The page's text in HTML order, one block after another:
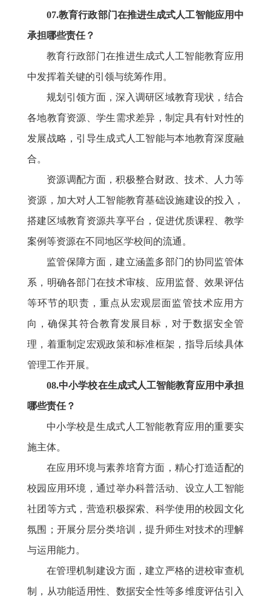
07.教育行政部门在推进生成式人工智能应用中
承担哪些责任？
教育行政部门在推进生成式人工智能教育应用
中发挥着关键的引领与统筹作用。
规划引领方面，深入调研区域教育现状，结合
各地教育资源、学生需求差异，制定具有针对性的
发展战略，引导生成式人工智能与本地教育深度融
合。
资源调配方面，积极整合财政、技术、人力等
资源，加大对人工智能教育基础设施建设的投入，
搭建区域教育资源共享平台，促进优质课程、教学
案例等资源在不同地区学校间的流通。
监管保障方面，建立涵盖多部门的协同监管体
系，明确各部门在技术审核、应用监督、效果评估
等环节的职责，重点从宏观层面监管技术应用方
向，确保其符合教育发展目标，对于数据安全管
理，着重制定宏观政策和标准框架，指导后续具体
管理工作开展。
08.中小学校在生成式人工智能教育应用中承担
哪些责任？
中小学校是生成式人工智能教育应用的重要实
施主体。
在应用环境与素养培育方面，精心打造适配的
校园应用环境，通过举办科普活动、设立人工智能
社团等方式，营造积极探索、科学使用的校园文化
氛围；开展分层分类培训，提升师生对技术的理解
与运用能力。
在管理机制建设方面，建立严格的进校审查机
制，从功能适用性、数据安全性等多维度评估引入